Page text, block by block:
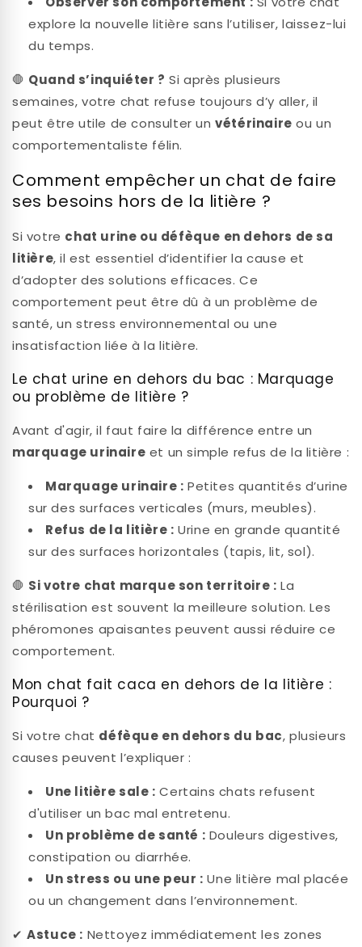
explore la nouvelle litière sans l’utiliser, laissez-lui
du temps.
🛑 Quand s’inquiéter ? Si après plusieurs
semaines, votre chat refuse toujours d’y aller, il
peut être utile de consulter unvétérinaire ou un
comportementaliste félin.
Comment empêcher un chat de faire
ses besoins hors de la litière ?
Si votre chat urine ou défèque en dehors de sa
litière, il est essentiel d’identifier la cause et
d’adopter des solutions efficaces. Ce
comportement peut être dû à un problème de
santé, un stress environnemental ou une
insatisfaction liée à la litière.
Le chat urine en dehors du bac : Marquage
ou problème de litière ?
Avant d'agir, il faut faire la différence entre un
marquage urinaire et un simple refus de la litière :
Marquage urinaire : Petites quantités d’urine
sur des surfaces verticales (murs, meubles).
Refus de la litière : Urine en grande quantité
sur des surfaces horizontales (tapis, lit, sol).
🛑 Si votre chat marque son territoire : La
stérilisation est souvent la meilleure solution. Les
phéromones apaisantes peuvent aussi réduire ce
comportement.
Mon chat fait caca en dehors de la litière :
Pourquoi ?
Si votre chat défèque en dehors du bac, plusieurs
causes peuvent l’expliquer :
Une litière sale : Certains chats refusent
d'utiliser un bac mal entretenu.
Un problème de santé : Douleurs digestives,
constipation ou diarrhée.
Un stress ou une peur : Une litière mal placée
ou un changement dans l’environnement.
✔Astuce : Nettoyez immédiatement les zones